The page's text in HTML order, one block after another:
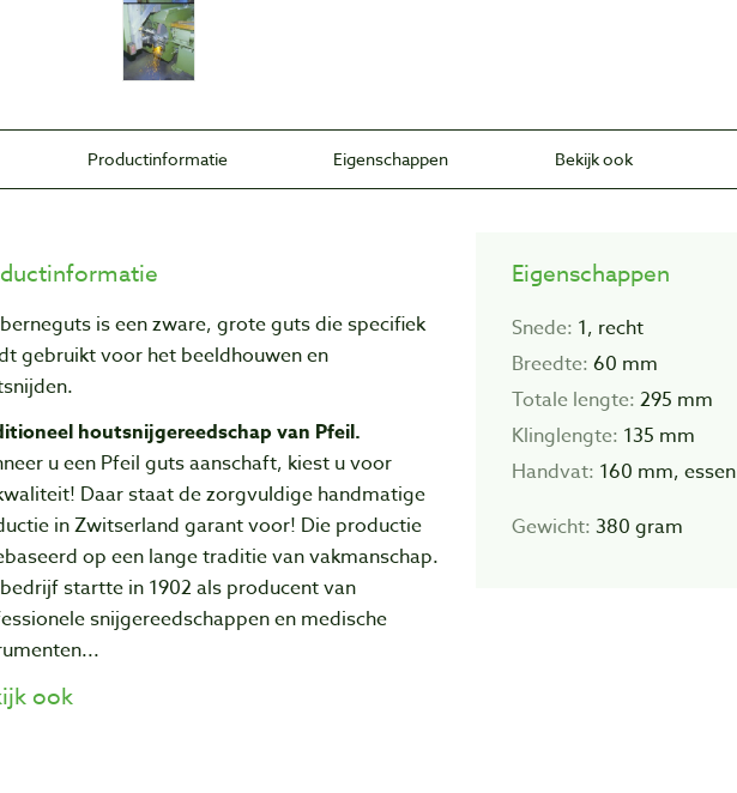
Productinformatie Eigenschappen Bekijk ook
is een zware, grote guts die specifiek
gebruikt voor het beeldhouwen en
houtsnijgereedschap van Pfeil.
u een Pfeil guts aanschaft, kiest u voor
Daar staat de zorgvuIdige handmatige
in Zwitserland garant voor! Die productie
op een lange traditie van vakmanschap.
startte in 1902 als producent van
snijgereedschappen en medische
Eigenschappen
Snede: 1, recht
Breedte: 60 mm
Totale lengte: 295 mm
Klinglengte: 135 mm
Handvat: 160 mm, essen
Gewicht: 380 gram
ook